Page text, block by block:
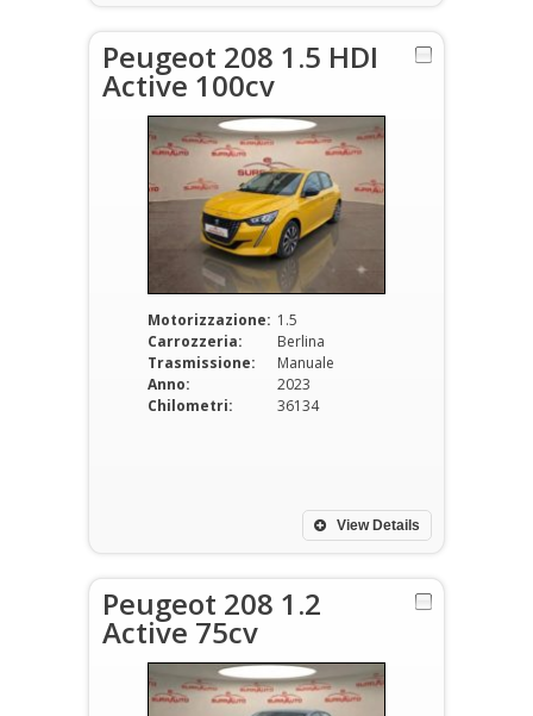
Peugeot 208 1.5 HDI
Active 100cv
Motorizzazione: 1.5
Carrozzeria:
Berlina
Trasmissione:
Manuale
Anno:
2023
Chilometri:
36134
View Details
Peugeot 208 1.2
Active 75cv